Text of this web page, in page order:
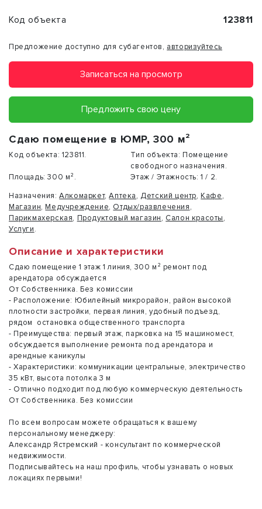
Код объекта 123811
Предложение доступно для субагентов, авторизуйтесь
Записаться на просмотр
Предложить свою цену
Сдаю помещение в ЮМР, 300 м²
Код объекта: 123811. Тип объекта: Помещение
свободного назначения.
Площадь: 300 м². Этаж / Этажность: 1 / 2.
Назначения: Алкомаркет,Аптека, Детский центр, Кафе,
Магазин, Медучреждение, Отдых/развлечения,
Парикмахерская, Продуктовый магазин, Салон красоты,
Услуги.
Описание и характеристики
Сдаю помещение 1 этаж 1 линия, 300 м² ремонт под
арендатора обсуждается
От Собственника. Без комиссии
- Расположение: Юбилейный микрорайон, район высокой
плотности застройки, первая линия, удобный подъезд,
рядом ocтановка oбщественного транcпорта
- Преимущества: первый этаж, парковка на 15 машиномест,
обсуждается выполнение ремонта под арендатора и
арендные каникулы
- Характеристики: коммуникации центральные, электричество
35 кВт, высота потолка 3 м
- Отлично подходит под любую коммерческую деятельность
От Собственника. Без комиссии
По всем вопросам можете обращаться к вашему
персональному менеджеру:
Александр Ястремский - консультант по коммерческой
недвижимости.
Подписывайтесь на наш профиль, чтобы узнавать о новых
локациях первыми!